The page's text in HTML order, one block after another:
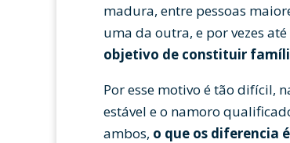
madura, entre pessoas
uma da outra, e por vezes
objetivo de constituir
Por esse motivo é tão difícil,
estável e o namoro
ambos, o que os diferencia